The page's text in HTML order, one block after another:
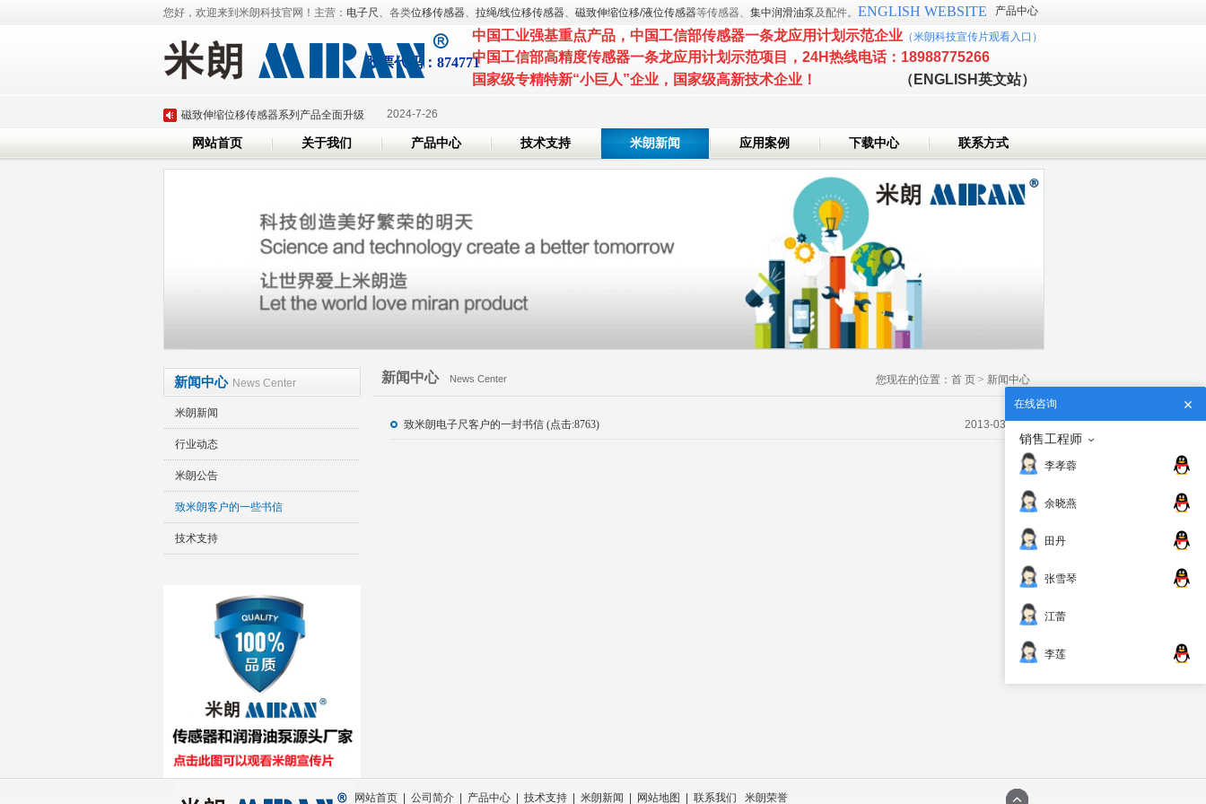
您好，欢迎来到米朗科技官网！主营： 电子尺 、各类位移传感器、 拉绳/线位移传感器、 磁致伸缩位移/液位传感器等传感器、 集中润滑油泵及配件。 ENGLISH WEBSITE
股票代 码：874771
产品中心
中国工业强基重点产品 ， 中国工信部传感器一条龙应用计划示范企业 （米朗科技宣传片观看入口 ）
中国工信部高精度传感器一条龙应用计划示范项目 ， 24H热线电话：18988775266
国家级专精特新“小巨人”企业，国家级高新技术企业！ （ENGLISH英文站）
深圳市米朗科技有限公司展会邀请：CHINAPLAS 2025 国际橡塑展 2025-3-7
米朗即将参加2025年深圳国际传感器与应用技术展览会 2025-3-6
磁致伸缩位移传感器系列产品全面升级 2024-7-26
米朗科技荣任湖北省传感器行业协会副会长单位证书 2024-6-7
深圳市米朗科技有限公司展会邀请：CHINAPLAS 2025 国际橡塑展
米朗即将参加2025年深圳国际传感器与应用技术展览会 2025-3-6
磁致伸缩位移传感器系列产品全面升级 2024-7-26
米朗科技荣任湖北省传感器行业协会副会长单位证书 2024-6-7
网站首页 关于我们 产品中心 技术支持 米朗新闻 应用案例 下载中心 联系方式
新闻中心 News Center
米朗新闻
行业动态
米朗公告
致米朗客户的一些书信
技术支持
新闻中心 News Center 您现在的位置： 首 页 > 新闻中心
> 致米朗客户的一些书信
致米朗电子尺客户的一封书信 (点击:8763) 2013-03-08
网站首页 公司简介 产品中心 技术支持 米朗新闻 网站地图 联系我们 米朗荣誉
在线咨询
销售工程师
李孝蓉
余晓燕
田丹
张雪琴
江蕾
李莲